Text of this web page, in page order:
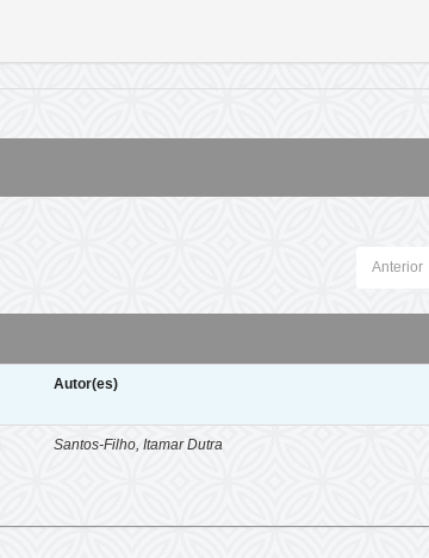
Anterior
Autor(es)
Santos-Filho, Itamar Dutra